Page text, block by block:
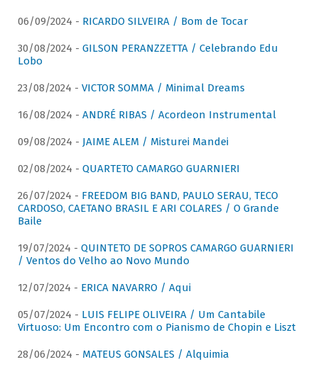
06/09/2024 - RICARDO SILVEIRA / Bom de Tocar
30/08/2024 - GILSON PERANZZETTA / Celebrando Edu
Lobo
23/08/2024 - VICTOR SOMMA / Minimal Dreams
16/08/2024 - ANDRÉ RIBAS / Acordeon Instrumental
09/08/2024 - JAIME ALEM / Misturei Mandei
02/08/2024 - QUARTETO CAMARGO GUARNIERI
26/07/2024 - FREEDOM BIG BAND, PAULO SERAU, TECO
CARDOSO, CAETANO BRASIL E ARI COLARES / O Grande
Baile
19/07/2024 - QUINTETO DE SOPROS CAMARGO GUARNIERI
/ Ventos do Velho ao Novo Mundo
12/07/2024 - ERICA NAVARRO / Aqui
05/07/2024 - LUIS FELIPE OLIVEIRA / Um Cantabile
Virtuoso: Um Encontro com o Pianismo de Chopin e Liszt
28/06/2024 - MATEUS GONSALES / Alquimia